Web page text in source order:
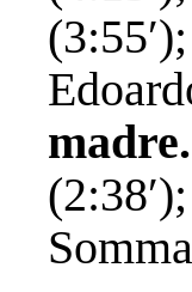
madre.
(2:38′);